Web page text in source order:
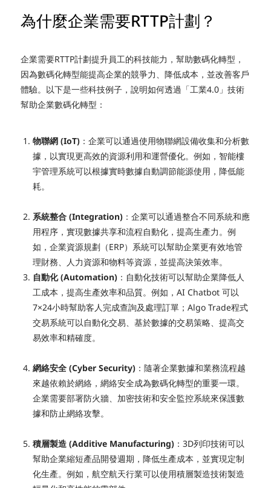
為什麼企業需要RTTP計劃？
企業需要RTTP計劃提升員工的科技能力，幫助數碼化轉型，
因為數碼化轉型能提高企業的競爭力、降低成本，並改善客戶
體驗。以下是一些科技例子，說明如何透過 「工業4.0」技術
幫助企業數碼化轉型：
物聯網 (IoT) ：企業可以通過使用物聯網設備收集和分析數
據，以實現更高效的資源利用和運營優化。例如，智能樓
宇管理系統可以根據實時數據自動調節能源使用，降低能
耗。
系統整合 (Integration) ：企業可以通過整合不同系統和應
用程序，實現數據共享和流程自動化，提高生產力。例
如，企業資源規劃（ERP）系統可以幫助企業更有效地管
理財務、人力資源和物料等資源，並提高決策效率。
自動化 (Automation) ：自動化技術可以幫助企業降低人
工成本，提高生產效率和品質。例如，AI Chatbot 可以
7×24小時幫助客人完成查詢及處理訂單；Algo Trade程式
交易系統可以自動化交易、基於數據的交易策略、提高交
易效率和精確度。
網絡安全 (Cyber Security) ：隨著企業數據和業務流程越
來越依賴於網絡，網絡安全成為數碼化轉型的重要一環。
企業需要部署防火牆、加密技術和安全監控系統來保護數
據和防止網絡攻擊。
積層製造 (Additive Manufacturing) ：3D列印技術可以
幫助企業縮短產品開發週期，降低生產成本，並實現定制
化生產。例如，航空航天行業可以使用積層製造技術製造